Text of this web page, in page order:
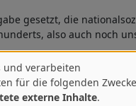
gesetzt, die
also auch noch
und verarbeiten
für die folgenden
externe Inhalte.